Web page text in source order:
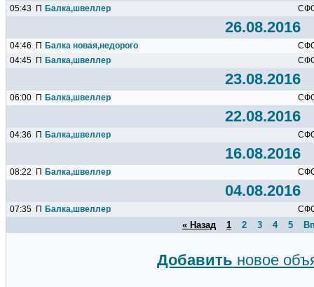
05:43 П Балка,швеллер
26.08.2016
04:46 П Балка новая,недорого
04:45 П Балка,швеллер
23.08.2016
06:00 П Балка,швеллер
22.08.2016
04:36 П Балка,швеллер
16.08.2016
08:22 П Балка,швеллер
04.08.2016
07:35 П Балка,швеллер
« Назад 1 2 3 4 5
Добавить новое